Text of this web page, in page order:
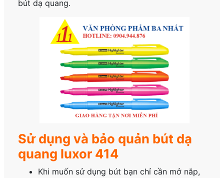
bút dạ quang.
Sử dụng và bảo quản bút dạ
quang luxor 414
Khi muốn sử dụng bút bạn chỉ cần mở nắp,